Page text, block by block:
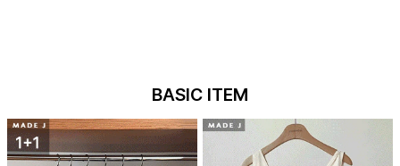
BASIC ITEM